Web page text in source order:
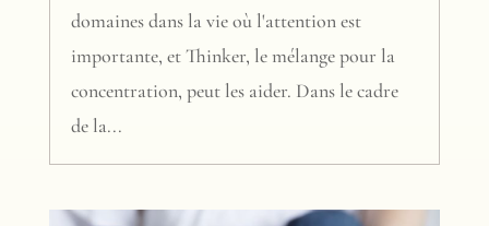
domaines dans la vie où l'attention est
importante, et Thinker, le mélange pour la
concentration, peut les aider. Dans le cadre
de la...